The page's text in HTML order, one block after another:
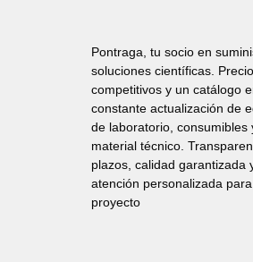
Pontraga, tu socio en
soluciones científicas.
competitivos y un catálogo
constante actualización de
de laboratorio, consumibles
material técnico.
plazos, calidad garantizada
atención personalizada
proyecto